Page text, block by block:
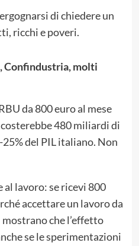
di chiedere un
ricchi e poveri.
Confindustria, molti
da 800 euro al mese
480 miliardi di
del PIL italiano. Non
lavoro: se ricevi 800
accettare un lavoro da
che l’effetto
se le sperimentazioni